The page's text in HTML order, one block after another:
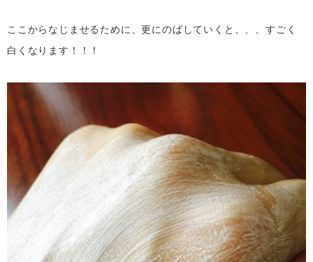
ここからなじませるために、更にのばしていくと、、、すごく
白くなります！！！